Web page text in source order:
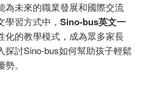
為未來的職業發展和國際交流
習方式中， Sino-bus英文一
化的教學模式，成為眾多家長
探討Sino-bus如何幫助孩子輕鬆
。